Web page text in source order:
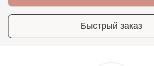
Быстрый заказ